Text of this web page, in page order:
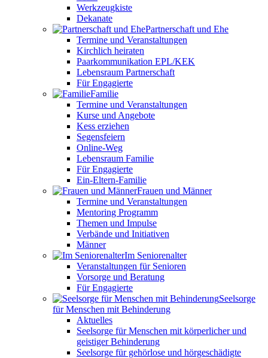
Werkzeugkiste
Dekanate
Partnerschaft und Ehe
Termine und Veranstaltungen
Kirchlich heiraten
Paarkommunikation EPL/KEK
Lebensraum Partnerschaft
Für Engagierte
Familie
Termine und Veranstaltungen
Kurse und Angebote
Kess erziehen
Segensfeiern
Online-Weg
Lebensraum Familie
Für Engagierte
Ein-Eltern-Familie
Frauen und Männer
Termine und Veranstaltungen
Mentoring Programm
Themen und Impulse
Verbände und Initiativen
Männer
Im Seniorenalter
Veranstaltungen für Senioren
Vorsorge und Beratung
Für Engagierte
Seelsorge
für Menschen mit Behinderung
Aktuelles
Seelsorge für Menschen mit körperlicher und
geistiger Behinderung
Seelsorge für gehörlose und hörgeschädigte